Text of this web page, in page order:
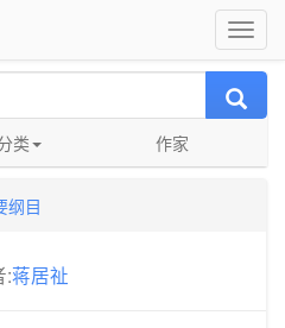
类 作家
纲目
:蒋居祉